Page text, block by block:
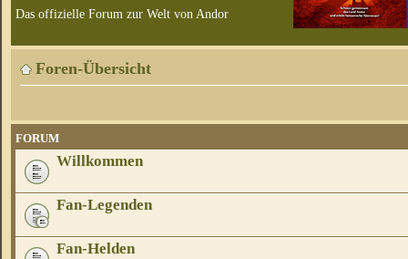
Das offizielle Forum zur Welt von Andor
Foren-Übersicht
FORUM
Willkommen
Fan-Legenden
Fan-Helden